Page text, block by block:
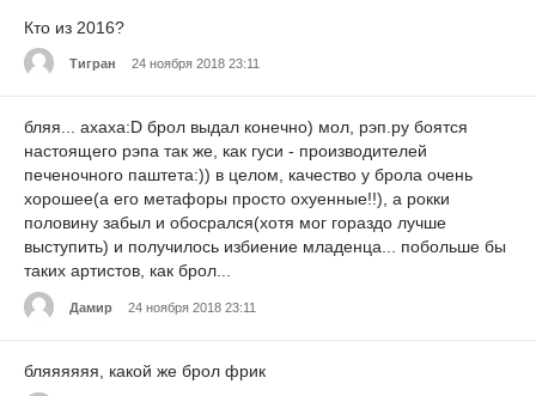
Кто из 2016?
Тигран 24 ноября 2018 23:11
бляя... ахаха:D брол выдал конечно) мол, рэп.ру боятся
настоящего рэпа так же, как гуси - производителей
печеночного паштета:)) в целом, качество у брола очень
хорошее(а его метафоры просто охуенные!!), а рокки
половину забыл и обосрался(хотя мог гораздо лучше
выступить) и получилось избиение младенца... побольше бы
таких артистов, как брол...
Дамир 24 ноября 2018 23:11
бляяяяяя, какой же брол фрик